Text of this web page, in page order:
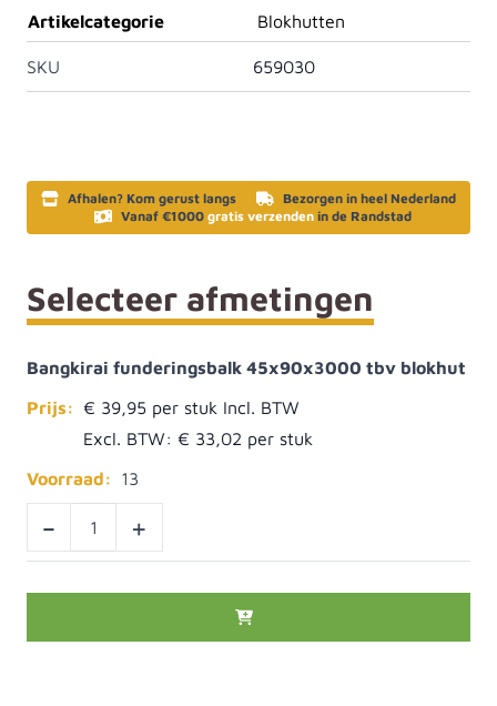
Artikelcategorie
Blokhutten
SKU 659030
Afhalen? Kom gerust langs
Bezorgen in heel Nederland
Vanaf €1000 gratis verzenden in de Randstad
Selecteer afmetingen
Bangkirai funderingsbalk 45x90x3000 tbv blokhut
Prijs: € 39,95
Excl. BTW: € 33,02
Voorraad:
13
- +